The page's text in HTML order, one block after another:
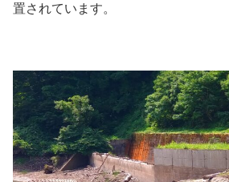
置されています。